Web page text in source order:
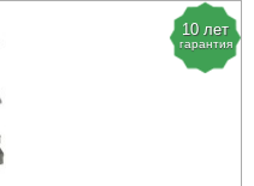
10 лет
гарантия